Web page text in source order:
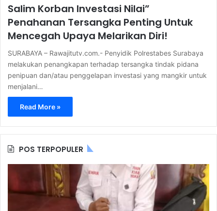
Salim Korban Investasi Nilai”
Penahanan Tersangka Penting Untuk
Mencegah Upaya Melarikan Diri!
SURABAYA – Rawajitutv.com.- Penyidik Polrestabes Surabaya
melakukan penangkapan terhadap tersangka tindak pidana
penipuan dan/atau penggelapan investasi yang mangkir untuk
menjalani…
Read More »
POS TERPOPULER